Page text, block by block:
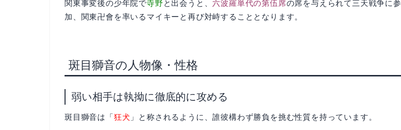
関東事変後の少年院で寺野 と出会うと、 六波羅単代の第伍席の席を与えられて三天戦争に参
加、関東卍會を率いるマイキーと再び対峙することとなります。
斑目獅音の人物像・性格
弱い相手は執拗に徹底的に攻める
斑目獅音は「 狂犬 」と称されるように、誰彼構わず勝負を挑む性質を持っています。